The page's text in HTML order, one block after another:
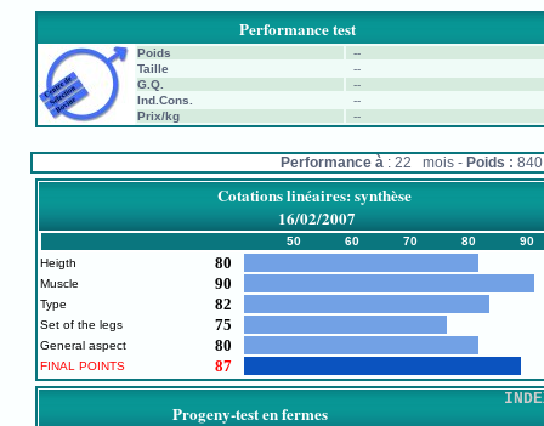
Performance test
Poids
--
Taille
--
G.Q.
--
Ind.Cons.
--
Prix/kg
--
Performance à: 22 mois - Poids :
Cotations linéaires: synthèse
16/02/2007
50 60 70 80
90
Heigth
80
Muscle 90
Type 82
Set of the legs 75
General aspect 80
FINAL POINTS 87
Progeny-test en fermes